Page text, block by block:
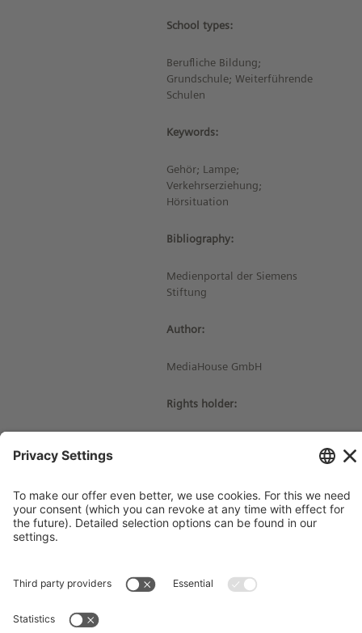
School types:
Berufliche Bildung;
Grundschule; Weiterführende
Schulen
Keywords:
Gehör; Lampe;
Verkehrserziehung;
Hörsituation
Bibliography:
Medienportal der Siemens
Stiftung
Author:
MediaHouse GmbH
Rights holder:
Imprint
Privacy Policy